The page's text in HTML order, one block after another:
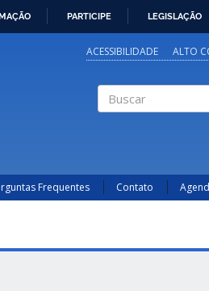
PARTICIPE LEGISLAÇÃO
ACESSIBILIDADE ALTO
Frequentes Contato